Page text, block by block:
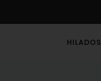
HILADOS